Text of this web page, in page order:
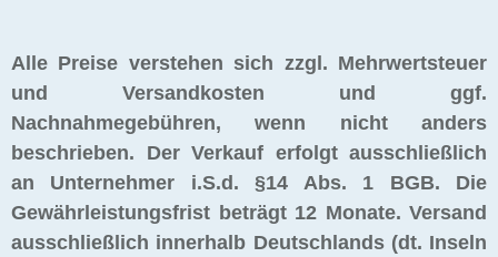
Alle Preise verstehen sich zzgl. Mehrwertsteuer
und Versandkosten und ggf.
Nachnahmegebühren, wenn nicht anders
beschrieben. Der Verkauf erfolgt ausschließlich
an Unternehmer i.S.d. §14 Abs. 1 BGB. Die
Gewährleistungsfrist beträgt 12 Monate. Versand
ausschließlich innerhalb Deutschlands (dt. Inseln